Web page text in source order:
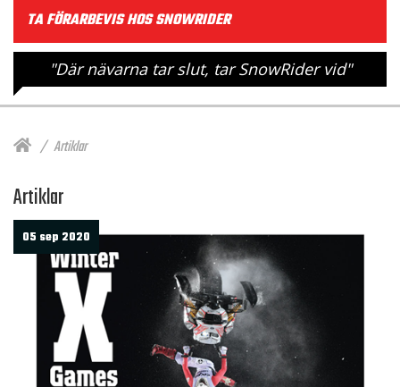
TA FÖRARBEVIS HOS SNOWRIDER
"Där nävarna tar slut, tar SnowRider vid"
Artiklar
Artiklar
05 sep 2020